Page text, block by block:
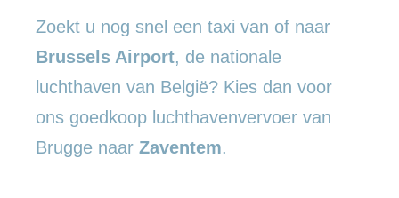
Zoekt u nog snel een taxi van of naar
Brussels Airport, de nationale
luchthaven van België? Kies dan voor
ons goedkoop luchthavenvervoer van
Brugge naar Zaventem.